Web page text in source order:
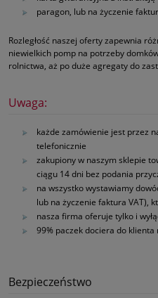
paragon, lub na życzenie
Rozległość naszej oferty zapewnia
niewielkich pomp na potrzeby
rolnictwa, aż po duże agregaty do
Uwaga:
każde zamówienie jest przez
telefonicznie
zakupiony w naszym sklepie
ciągu 14 dni bez podania
na wszystko wystawiamy
lub na życzenie faktura VAT),
nasza firma oferuje tylko i
99% paczek dociera do
Bezpieczeństwo